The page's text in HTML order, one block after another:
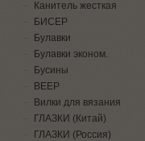
Канитель жесткая
БИСЕР
Булавки
Булавки эконом.
Бусины
ВЕЕР
Вилки для вязания
ГЛАЗКИ (Китай)
ГЛАЗКИ (Россия)